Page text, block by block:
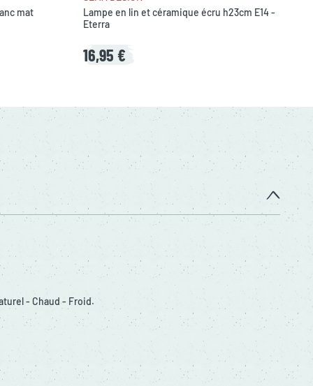
mat
Lampe en lin et céramique écru h23cm E14 -
Eterra
16,95 €
- Chaud - Froid.